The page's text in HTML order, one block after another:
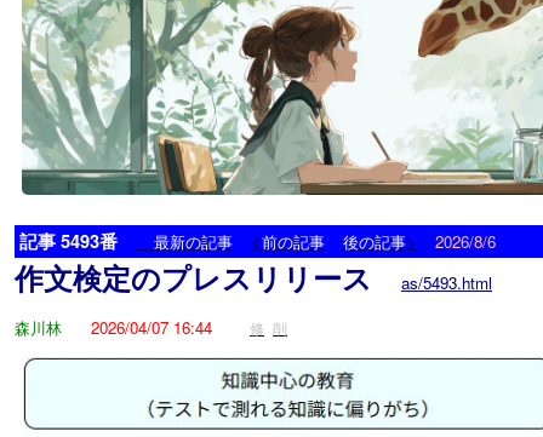
記事 5493番 最新の記事 <前の記事 後の記事> 2026/8/6
作文検定のプレスリリース
as/5493.html
森川林
2026/04/07 16:44 修 削